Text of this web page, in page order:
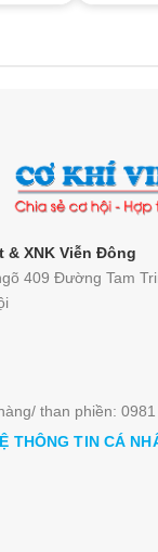
& XNK Viễn Đông
409 Đường Tam
than phiền:
THÔNG TIN CÁ